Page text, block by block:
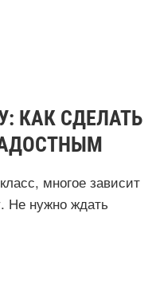
КАК СДЕЛАТЬ
многое зависит
Не нужно ждать